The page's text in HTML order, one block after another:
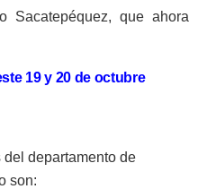
Sacatepéquez, que ahora
19 y 20 de octubre
departamento de
son: